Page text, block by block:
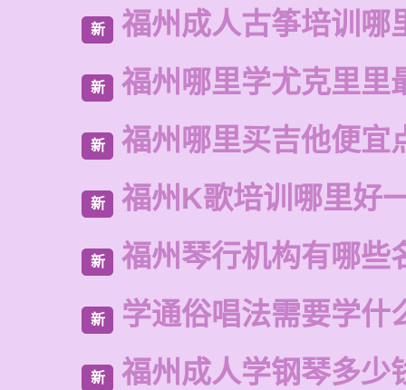
新 福州成人古筝培训哪
新 福州哪里学尤克里里
新 福州哪里买吉他便宜
新 福州K歌培训哪里好
新 福州琴行机构有哪些
新 学通俗唱法需要学什
新 福州成人学钢琴多少